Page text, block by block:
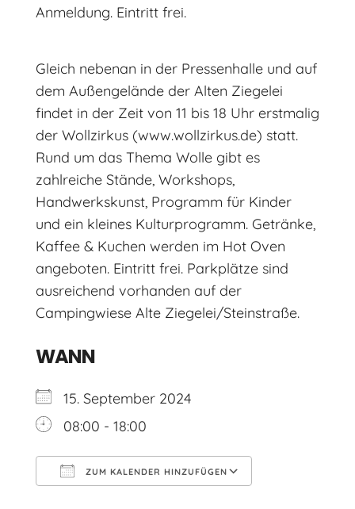
Anmeldung. Eintritt frei.
Gleich nebenan in der Pressenhalle und auf
dem Außengelände der Alten Ziegelei
findet in der Zeit von 11 bis 18 Uhr erstmalig
der Wollzirkus (www.wollzirkus.de) statt.
Rund um das Thema Wolle gibt es
zahlreiche Stände, Workshops,
Handwerkskunst, Programm für Kinder
und ein kleines Kulturprogramm. Getränke,
Kaffee & Kuchen werden im Hot Oven
angeboten. Eintritt frei. Parkplätze sind
ausreichend vorhanden auf der
Campingwiese Alte Ziegelei/Steinstraße.
WANN
15. September 2024
08:00 - 18:00
ZUM KALENDER HINZUFÜGEN